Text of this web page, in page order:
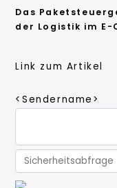
Das
der Logistik im E-
Link zum Artikel
<Sendername>